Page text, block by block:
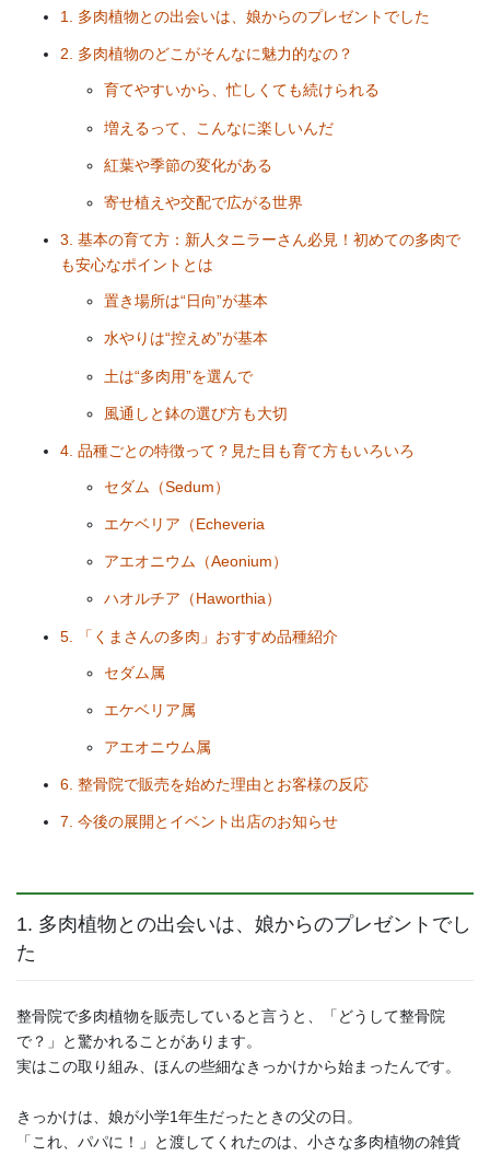
1. 多肉植物との出会いは、娘からのプレゼントでした
2. 多肉植物のどこがそんなに魅力的なの？
育てやすいから、忙しくても続けられる
増えるって、こんなに楽しいんだ
紅葉や季節の変化がある
寄せ植えや交配で広がる世界
3. 基本の育て方：新人タニラーさん必見！初めての多肉で
も安心なポイントとは
置き場所は“日向”が基本
水やりは“控えめ”が基本
土は“多肉用”を選んで
風通しと鉢の選び方も大切
4. 品種ごとの特徴って？見た目も育て方もいろいろ
セダム（Sedum）
エケベリア（Echeveria
アエオニウム（Aeonium）
ハオルチア（Haworthia）
5. 「くまさんの多肉」おすすめ品種紹介
セダム属
エケベリア属
アエオニウム属
6. 整骨院で販売を始めた理由とお客様の反応
7. 今後の展開とイベント出店のお知らせ
1. 多肉植物との出会いは、娘からのプレゼントでし
た
整骨院で多肉植物を販売していると言うと、「どうして整骨院
で？」と驚かれることがあります。
実はこの取り組み、ほんの些細なきっかけから始まったんです。
きっかけは、娘が小学1年生だったときの父の日。
「これ、パパに！」と渡してくれたのは、小さな多肉植物の雑貨